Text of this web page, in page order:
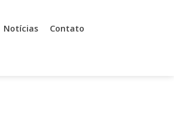
Notícias
Contato